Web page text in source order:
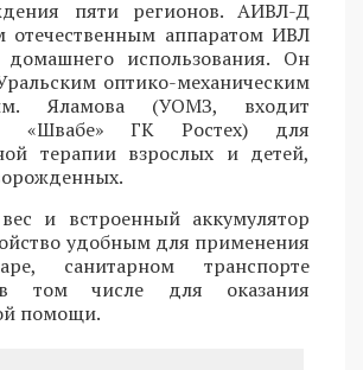
пяти регионов. АИВЛ-Д
отечественным аппаратом ИВЛ
использования. Он
оптико-механическим
Яламова (УОМЗ, входит
«Швабе» ГК Ростех) для
терапии взрослых и детей,
и встроенный аккумулятор
удобным для применения
санитарном транспорте
числе для оказания
помощи.